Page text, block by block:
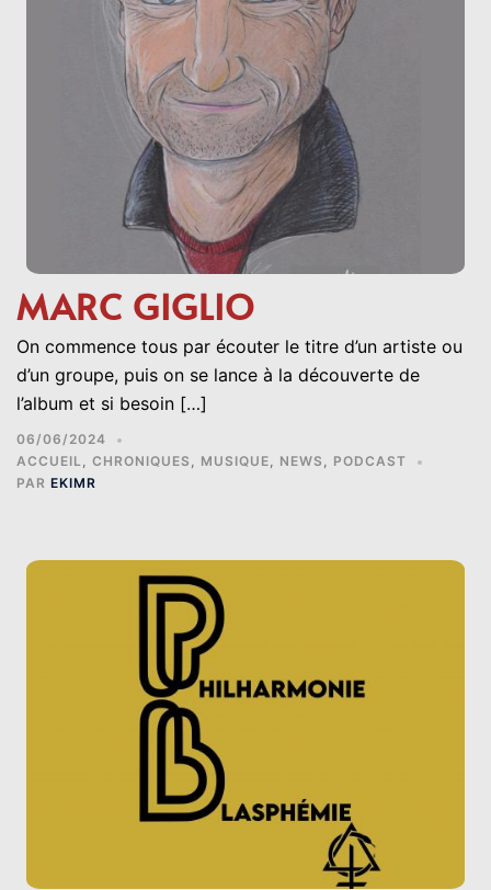
MARC GIGLIO
On commence tous par écouter le titre d’un artiste ou
d’un groupe, puis on se lance à la découverte de
l’album et si besoin […]
06/06/2024
ACCUEIL, CHRONIQUES , MUSIQUE, NEWS , PODCAST
PAR EKIMR